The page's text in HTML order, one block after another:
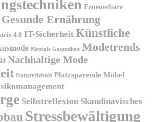
Erneuerbare
Gesunde Ernährung
4.0 IT-Sicherheit Künstliche
Mentale Gesundheit Modetrends
Nachhaltige Mode
Naturerlebnis Platzsparende Möbel
Selbstreflexion Skandinavisches
Stressbewältigung